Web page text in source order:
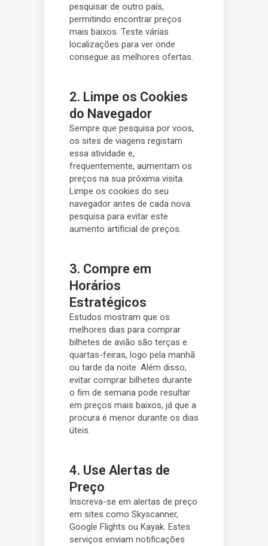
pesquisar de outro país,
permitindo encontrar preços
mais baixos. Teste várias
localizações para ver onde
consegue as melhores ofertas.
2. Limpe os Cookies
do Navegador
Sempre que pesquisa por voos,
os sites de viagens registam
essa atividade e,
frequentemente, aumentam os
preços na sua próxima visita.
Limpe os cookies do seu
navegador antes de cada nova
pesquisa para evitar este
aumento artificial de preços.
3. Compre em
Horários
Estratégicos
Estudos mostram que os
melhores dias para comprar
bilhetes de avião são terças e
quartas-feiras, logo pela manhã
ou tarde da noite. Além disso,
evitar comprar bilhetes durante
o fim de semana pode resultar
em preços mais baixos, já que a
procura é menor durante os dias
úteis.
4. Use Alertas de
Preço
Inscreva-se em alertas de preço
em sites como Skyscanner,
Google Flights ou Kayak. Estes
serviços enviam notificações